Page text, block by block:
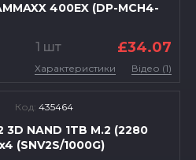
400EX (DP-MCH4-
1 шт £34.07
Характеристики Відео (1)
Код: 435464
3D NAND 1TB M.2 (2280
(SNV2S/1000G)